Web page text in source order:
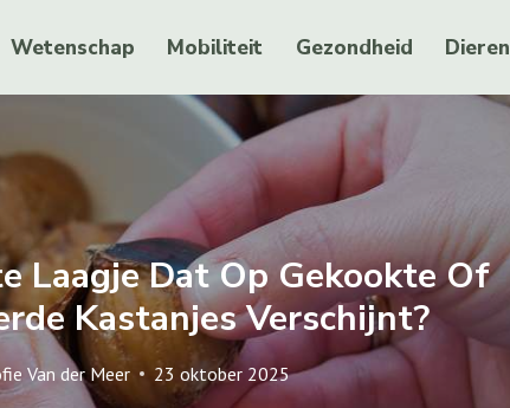
Wetenschap Mobiliteit Gezondheid Dieren
Laagje Dat Op Gekookte Of
Kastanjes Verschijnt?
Van der Meer 23 oktober 2025